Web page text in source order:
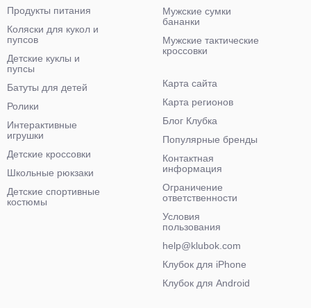
Мужские сумки
бананки
Мужские тактические
кроссовки
Продукты питания
Коляски для кукол и
пупсов
Детские куклы и
пупсы
Батуты для детей
Ролики
Интерактивные
игрушки
Детские кроссовки
Школьные рюкзаки
Детские спортивные
костюмы
Карта сайта
Карта регионов
Блог Клубка
Популярные бренды
Контактная
информация
Ограничение
ответственности
Условия
пользования
help@klubok.com
Клубок для iPhone
Клубок для Android